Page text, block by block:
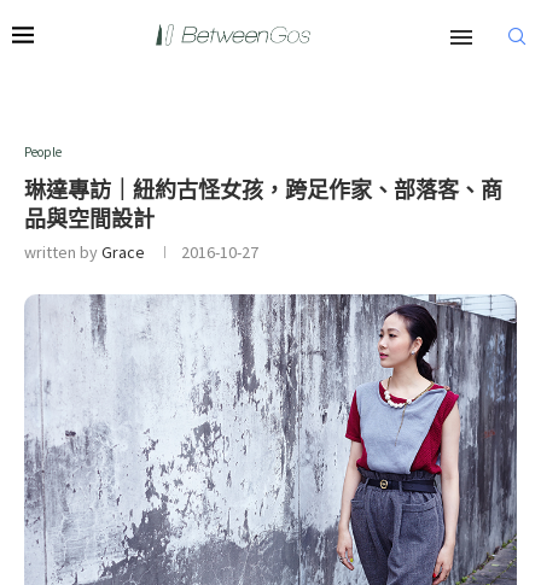
People
琳達專訪｜紐約古怪女孩，跨足作家、部落客、商
品與空間設計
written byGrace 2016-10-27